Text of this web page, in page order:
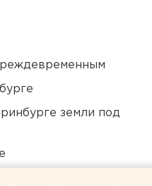
земли под